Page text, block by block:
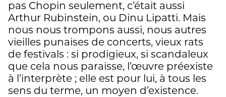
pas Chopin seulement, c’était aussi
Arthur Rubinstein, ou Dinu Lipatti. Mais
nous nous trompons aussi, nous autres
vieilles punaises de concerts, vieux rats
de festivals : si prodigieux, si scandaleux
que cela nous paraisse, l’œuvre préexiste
à l’interprète ; elle est pour lui, à tous les
sens du terme, un moyen d’existence.